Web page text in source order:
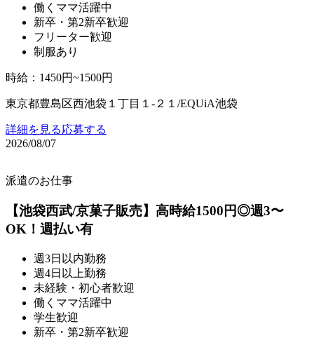
働くママ活躍中
新卒・第2新卒歓迎
フリーター歓迎
制服あり
時給 ： 1450円~1500円
東京都豊島区西池袋１丁目１‐２１/EQUiA池袋
詳細を見る応募する
2026/08/07
派遣のお仕事
【池袋西武/京菓子販売】高時給1500円◎週3〜
OK！週払い有
週3日以内勤務
週4日以上勤務
未経験・初心者歓迎
働くママ活躍中
学生歓迎
新卒・第2新卒歓迎